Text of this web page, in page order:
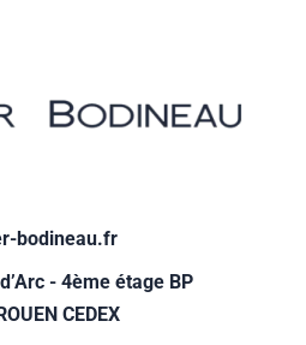
bodineau.fr
- 4ème étage BP
CEDEX